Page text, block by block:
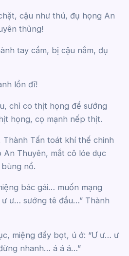
cậu như thú, đụ họng An
thủng!
tay cầm, bị cậu nắm, đụ
lồn đĩ!
chỉ co thịt họng để sướng
họng, cọ mạnh nếp thịt.
Thành Tấn toát khí thế chinh
Thuyên, mắt cô lóe dục
nổ.
bác gái… muốn mạng
ư… sướng tê đầu…” Thành
miệng đầy bọt, ú ớ: “Ư ư… ư
nhanh… á á á…”